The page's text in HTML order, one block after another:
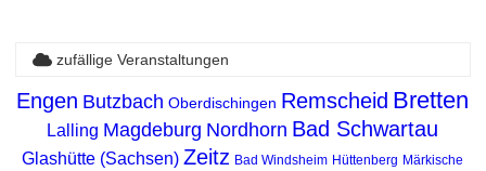
zufällige Veranstaltungen
Engen Butzbach Oberdischingen Remscheid Bretten
Lalling Magdeburg Nordhorn Bad Schwartau
Glashütte (Sachsen) Zeitz Bad Windsheim Hüttenberg Märkische